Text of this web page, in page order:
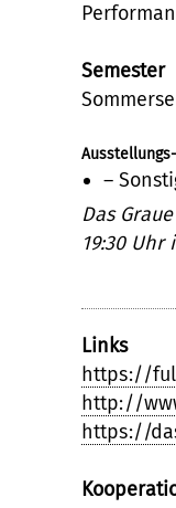
Semester
–
Das
19:30 Uhr
Links
https://
http://
https://